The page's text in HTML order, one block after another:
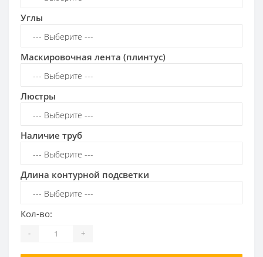
Углы
Маскировочная лента (плинтус)
Люстры
Наличие труб
Длина контурной подсветки
Кол-во:
- +